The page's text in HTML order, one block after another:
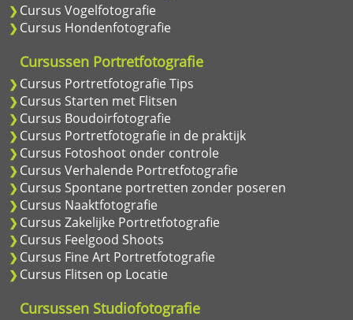
Cursus Vogelfotografie
Cursus Hondenfotografie
Cursussen Portretfotografie
Cursus Portretfotografie Tips
Cursus Starten met Flitsen
Cursus Boudoirfotografie
Cursus Portretfotografie in de praktijk
Cursus Fotoshoot onder controle
Cursus Verhalende Portretfotografie
Cursus Spontane portretten zonder poseren
Cursus Naaktfotografie
Cursus Zakelijke Portretfotografie
Cursus Feelgood Shoots
Cursus Fine Art Portretfotografie
Cursus Flitsen op Locatie
Cursussen Studiofotografie